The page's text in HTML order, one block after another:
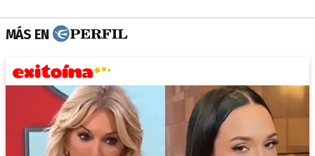
MÁS EN